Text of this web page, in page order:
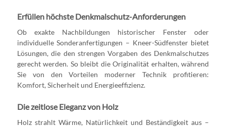
Erfüllen höchste Denkmalschutz-Anforderungen
Ob exakte Nachbildungen historischer Fenster oder
individuelle Sonderanfertigungen – Kneer-Südfenster bietet
Lösungen, die den strengen Vorgaben des Denkmalschutzes
gerecht werden. So bleibt die Originalität erhalten, während
Sie von den Vorteilen moderner Technik profitieren:
Komfort, Sicherheit und Energieeffizienz.
Die zeitlose Eleganz von Holz
Holz strahlt Wärme, Natürlichkeit und Beständigkeit aus –